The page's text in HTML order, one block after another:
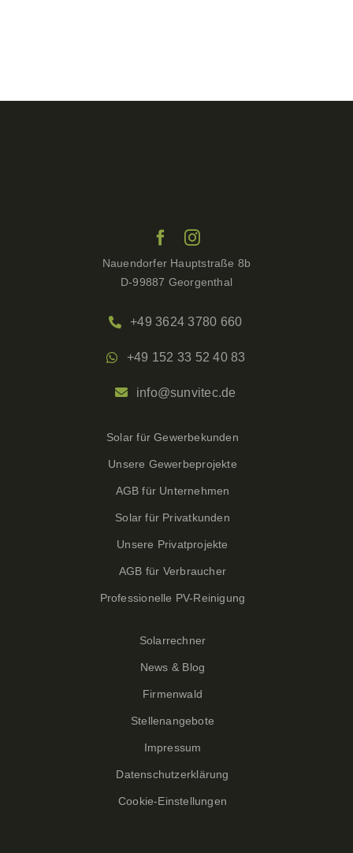
Nauendorfer Hauptstraße 8b
D-99887 Georgenthal
+49 3624 3780 660
+49 152 33 52 40 83
info@sunvitec.de
Solar für Gewerbekunden
Unsere Gewerbeprojekte
AGB für Unternehmen
Solar für Privatkunden
Unsere Privatprojekte
AGB für Verbraucher
Professionelle PV-Reinigung
Solarrechner
News & Blog
Firmenwald
Stellenangebote
Impressum
Datenschutzerklärung
Cookie-Einstellungen